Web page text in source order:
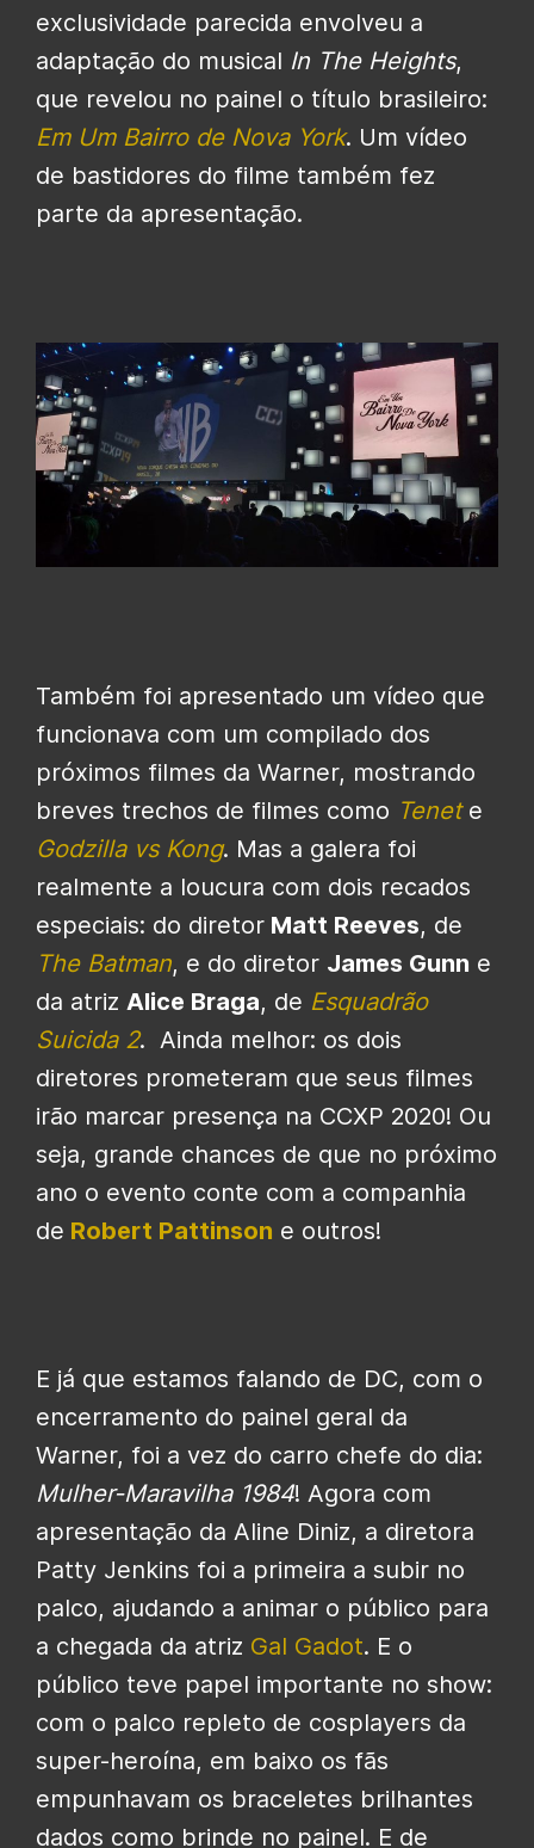
exclusividade parecida envolveu a
adaptação do musical In The Heights,
que revelou no painel o título brasileiro:
Em Um Bairro de Nova York. Um vídeo
de bastidores do filme também fez
parte da apresentação.
Também foi apresentado um vídeo que
funcionava com um compilado dos
próximos filmes da Warner, mostrando
breves trechos de filmes como Tenet e
Godzilla vs Kong. Mas a galera foi
realmente a loucura com dois recados
especiais: do diretor Matt Reeves, de
The Batman, e do diretor James Gunn e
da atriz Alice Braga, de Esquadrão
Suicida 2. Ainda melhor: os dois
diretores prometeram que seus filmes
irão marcar presença na CCXP 2020! Ou
seja, grande chances de que no próximo
ano o evento conte com a companhia
de Robert Pattinson e outros!
E já que estamos falando de DC, com o
encerramento do painel geral da
Warner, foi a vez do carro chefe do dia:
Mulher-Maravilha 1984! Agora com
apresentação da Aline Diniz, a diretora
Patty Jenkins foi a primeira a subir no
palco, ajudando a animar o público para
a chegada da atriz Gal Gadot. E o
público teve papel importante no show:
com o palco repleto de cosplayers da
super-heroína, em baixo os fãs
empunhavam os braceletes brilhantes
dados como brinde no painel. E de